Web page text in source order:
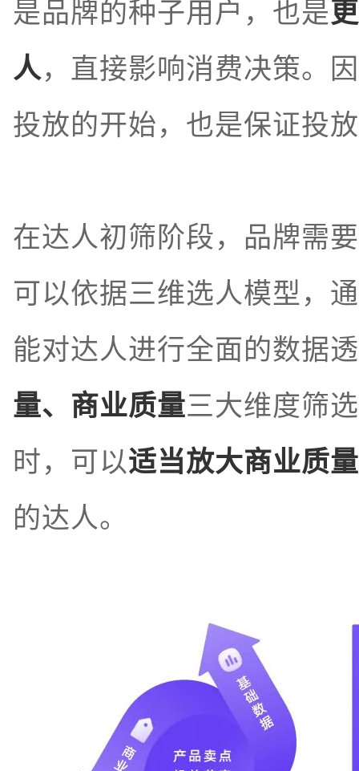
是品牌的种子用户，也是
人，直接影响消费决策。
投放的开始，也是保证投
在达人初筛阶段，品牌需
可以依据三维选人模型，
能对达人进行全面的数据
量、商业质量三大维度筛
时，可以适当放大商业质
的达人。